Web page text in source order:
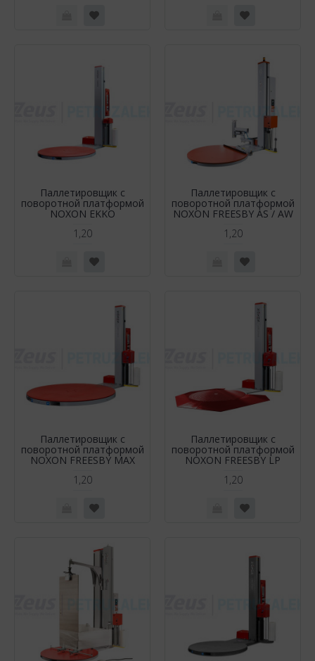
Паллетировщик с
поворотной платформой
NOXON EKKO
1,20
Паллетировщик с
поворотной платформой
NOXON FREESBY AS / AW
1,20
Паллетировщик с
поворотной платформой
NOXON FREESBY MAX
1,20
Паллетировщик с
поворотной платформой
NOXON FREESBY LP
1,20